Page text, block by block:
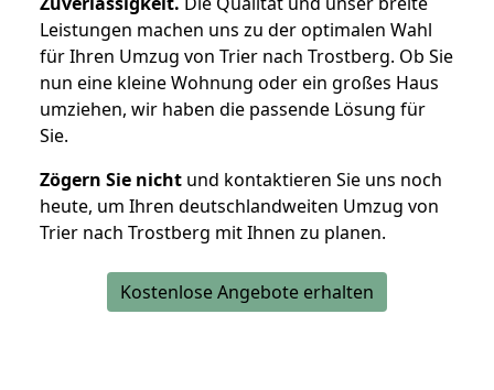
Leistungen machen uns zu der optimalen Wahl
für Ihren Umzug von Trier nach Trostberg. Ob Sie
nun eine kleine Wohnung oder ein großes Haus
umziehen, wir haben die passende Lösung für
Sie.
Zögern Sie nicht und kontaktieren Sie uns noch
heute, um Ihren deutschlandweiten Umzug von
Trier nach Trostberg mit Ihnen zu planen.
Kostenlose Angebote erhalten